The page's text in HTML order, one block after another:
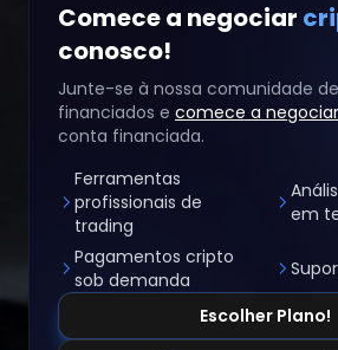
Comece a negociar
conosco!
Junte-se à nossa comunidade
financiados e comece a negociar
conta financiada.
Ferramentas
profissionais de
trading
em
Pagamentos cripto
sob demanda
Escolher Plano!